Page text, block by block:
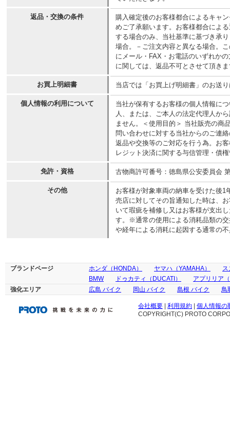
返品・交換の条件
購入確定後のお客様都合によるキャ
めご了承願います。お客様都合によ
する場合のみ、当社基準に基づき承
場合。－ご注文内容と異なる場合。
にメール・FAX・お電話のいずれか
に関しては、返品不可とさせて頂き
お買上明細書 当店では「お買上げ明細書」のお送
個人情報の利用について
当社が保有するお客様の個人情報に
人、または、ご本人の法定代理人か
ません。＜使用目的＞ 当社販売の商
問い合わせに対する当社からのご連
返品や交換等のご対応を行う為。お
レジット決済に関する与信管理・債
免許・資格 古物商許可番号：徳島県公安委員会
その他
お客様が対象車両の納車を受けた後
売店に対してその旨通知した時は、
いて瑕疵を補修し又はお客様が支出
す。※通常の使用による消耗品類の
や経年による消耗に起因する通常の
ブランドページ ホンダ（HONDA） ヤマハ（YAMAHA）
ス
BMW
ドゥカティ（DUCATI）
アプリリア
強化エリア
広島 バイク 岡山 バイク 島根 バイク 鳥
会社概要 利用規約
個人情報の
COPYRIGHT(C) PROTO